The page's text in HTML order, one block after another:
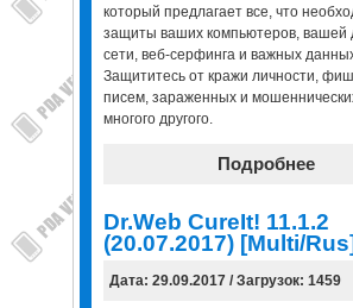
который предлагает все, что
защиты ваших компьютеров, вашей
сети, веб-серфинга и важных
Защититесь от кражи личности,
писем, зараженных и
многого другого.
Подробнее
Dr.Web CureIt! 11.1.2
(20.07.2017) [Multi/Rus]
Дата: 29.09.2017 / Загрузок: 1459